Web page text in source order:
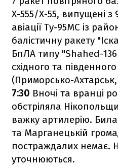
Х-555/Х-55, випущені з 9
авіації Ту-95МС із
балістичну ракету
БпЛА типу "Shahed-
східного та
(Приморсько-
7:30 Вночі та вранці
обстріляла
важку артилерію.
та Марганецькій
постраждалих немає.
уточнюються.